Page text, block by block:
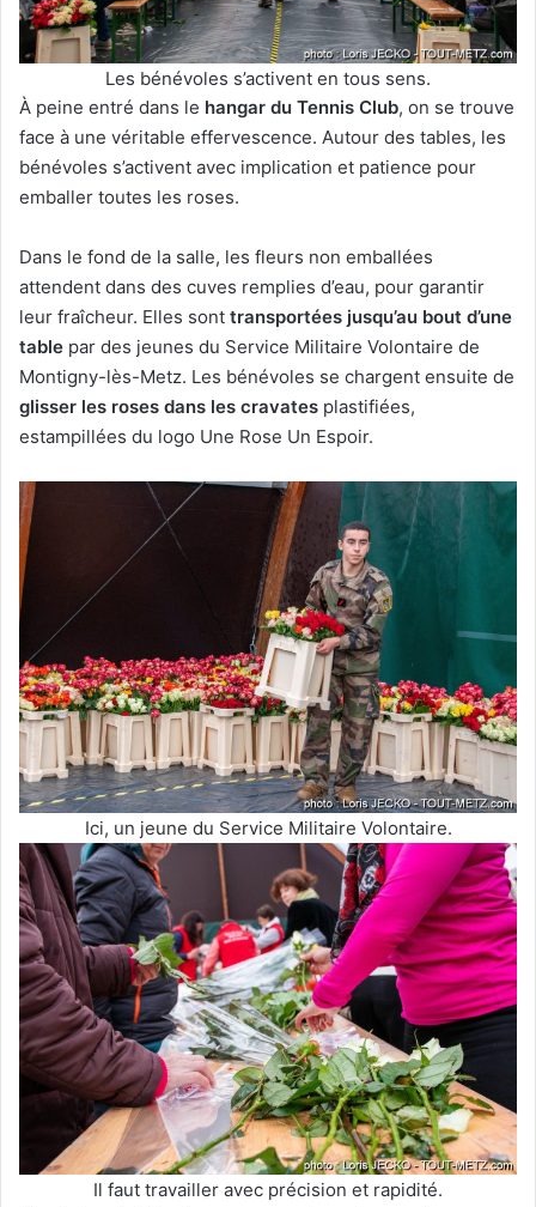
Les bénévoles s’activent en tous sens.
À peine entré dans le hangar du Tennis Club, on se trouve
face à une véritable effervescence. Autour des tables, les
bénévoles s’activent avec implication et patience pour
emballer toutes les roses.
Dans le fond de la salle, les fleurs non emballées
attendent dans des cuves remplies d’eau, pour garantir
leur fraîcheur. Elles sont transportées jusqu’au bout d’une
table par des jeunes du Service Militaire Volontaire de
Montigny-lès-Metz. Les bénévoles se chargent ensuite de
glisser les roses dans les cravates plastifiées,
estampillées du logo Une Rose Un Espoir.
Ici, un jeune du Service Militaire Volontaire.
Il faut travailler avec précision et rapidité.